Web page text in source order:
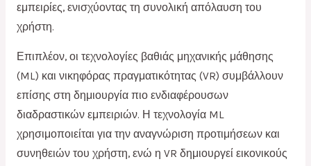
εμπειρίες, ενισχύοντας τη συνολική απόλαυση του
χρήστη.
Επιπλέον, οι τεχνολογίες βαθιάς μηχανικής μάθησης
(ML) και νικηφόρας πραγματικότητας (VR) συμβάλλουν
επίσης στη δημιουργία πιο ενδιαφέρουσων
διαδραστικών εμπειριών. Η τεχνολογία ML
χρησιμοποιείται για την αναγνώριση προτιμήσεων και
συνηθειών του χρήστη, ενώ η VR δημιουργεί εικονικούς